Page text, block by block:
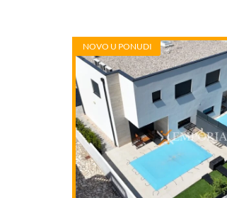
NOVO U PONUDI